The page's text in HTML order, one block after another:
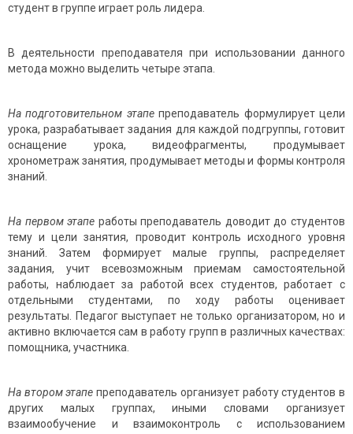
студент в группе играет роль лидера.
В деятельности преподавателя при использовании данного
метода можно выделить четыре этапа.
На подготовительном этапе преподаватель формулирует цели
урока, разрабатывает задания для каждой подгруппы, готовит
оснащение урока, видеофрагменты, продумывает
хронометраж занятия, продумывает методы и формы контроля
знаний.
На первом этапе работы преподаватель доводит до студентов
тему и цели занятия, проводит контроль исходного уровня
знаний. Затем формирует малые группы, распределяет
задания, учит всевозможным приемам самостоятельной
работы, наблюдает за работой всех студентов, работает с
отдельными студентами, по ходу работы оценивает
результаты. Педагог выступает не только организатором, но и
активно включается сам в работу групп в различных качествах:
помощника, участника.
На втором этапе преподаватель организует работу студентов в
других малых группах,
иными словами организует
взаимообучение и взаимоконтроль с использованием